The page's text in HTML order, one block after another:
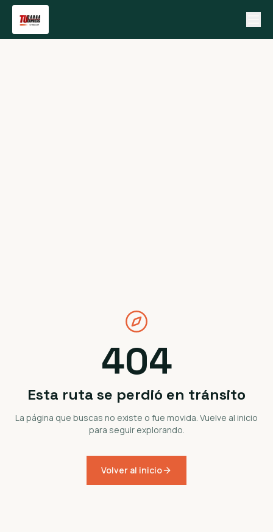
404
Esta ruta se perdió en tránsito
La página que buscas no existe o fue movida. Vuelve al inicio
para seguir explorando.
Volver al inicio